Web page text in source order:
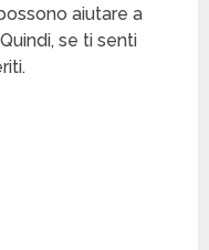
aiutare a
se ti senti